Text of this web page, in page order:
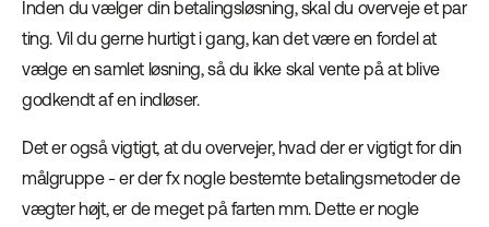
Inden du vælger din betalingsløsning, skal du overveje et par
ting. Vil du gerne hurtigt i gang, kan det være en fordel at
vælge en samlet løsning, så du ikke skal vente på at blive
godkendt af en indløser.
Det er også vigtigt, at du overvejer, hvad der er vigtigt for din
målgruppe - er der fx nogle bestemte betalingsmetoder de
vægter højt, er de meget på farten mm. Dette er nogle